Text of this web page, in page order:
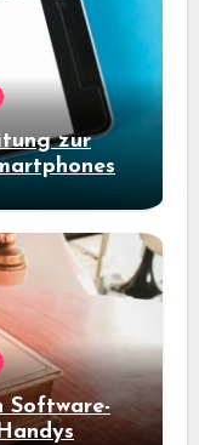
zur
Software-